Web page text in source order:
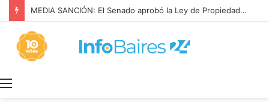
MEDIA SANCIÓN: El Senado aprobó la Ley de Propiedad Privada